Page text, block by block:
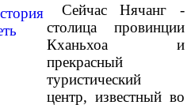
Сейчас Нячанг -
столица провинции
Кханьхоа и
прекрасный
туристический
центр, известный во